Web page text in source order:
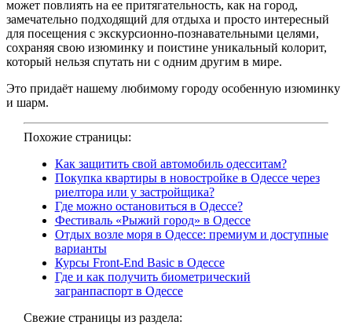
может повлиять на ее притягательность, как на город,
замечательно подходящий для отдыха и просто интересный
для посещения с экскурсионно-познавательными целями,
сохраняя свою изюминку и поистине уникальный колорит,
который нельзя спутать ни с одним другим в мире.
Это придаёт нашему любимому городу особенную изюминку
и шарм.
Похожие страницы:
Как защитить свой автомобиль одесситам?
Покупка квартиры в новостройке в Одессе через
риелтора или у застройщика?
Где можно остановиться в Одессе?
Фестиваль «Рыжий город» в Одессе
Отдых возле моря в Одессе: премиум и доступные
варианты
Курсы Front-End Basic в Одессе
Где и как получить биометрический
загранпаспорт в Одессе
Свежие страницы из раздела: